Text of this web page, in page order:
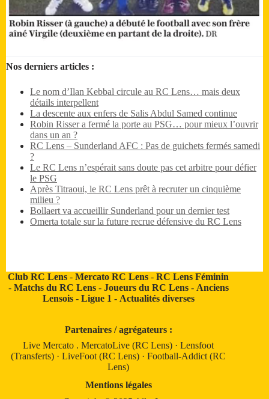
Nos derniers articles :
Le nom d’Ilan Kebbal circule au RC Lens… mais deux
détails interpellent
La descente aux enfers de Salis Abdul Samed continue
Robin Risser a fermé la porte au PSG… pour mieux l’ouvrir
dans un an ?
RC Lens – Sunderland AFC : Pas de guichets fermés samedi
?
Le RC Lens n’espérait sans doute pas cet arbitre pour défier
le PSG
Après Titraoui, le RC Lens prêt à recruter un cinquième
milieu ?
Bollaert va accueillir Sunderland pour un dernier test
Omerta totale sur la future recrue défensive du RC Lens
Club RC Lens -Mercato RC Lens -RC Lens Féminin
- Matchs du RC Lens- Joueurs du RC Lens- Anciens
Lensois- Ligue 1 - Actualités diverses
Partenaires / agrégateurs :
Live Mercato .MercatoLive (RC Lens) ·Lensfoot
(Transferts) ·LiveFoot (RC Lens) ·Football-Addict (RC
Lens)
Mentions légales